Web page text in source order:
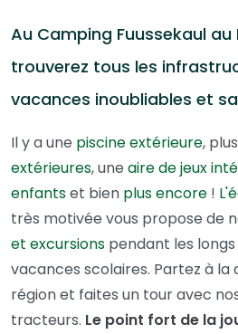
Au Camping Fuussekaul
trouverez tous les
vacances inoubliables et
Il y a une piscine extérieure,
extérieures, une aire de jeux
enfantset bien plus encore !
très motivée vous propose de
et excursions pendant les
vacances scolaires. Partez à
région et faites un tour avec
tracteurs. Le point fort de la